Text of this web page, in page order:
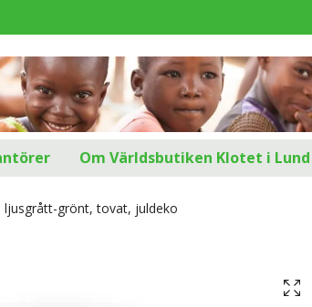
Om Världsbutiken Klotet i Lund
ljusgrått-grönt, tovat, juldeko